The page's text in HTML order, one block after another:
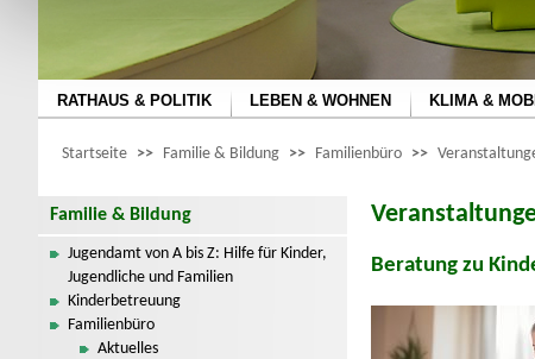
RATHAUS & POLITIK LEBEN & WOHNEN KLIMA &
Startseite >> Familie & Bildung >> Familienbüro >>
Familie & Bildung
Jugendamt von A bis Z: Hilfe für Kinder,
Jugendliche und Familien
Kinderbetreuung
Familienbüro
Aktuelles
Beratung zu